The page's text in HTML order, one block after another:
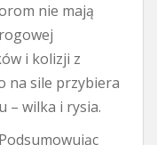
nie mają
i kolizji z
na sile przybiera
– wilka i rysia.